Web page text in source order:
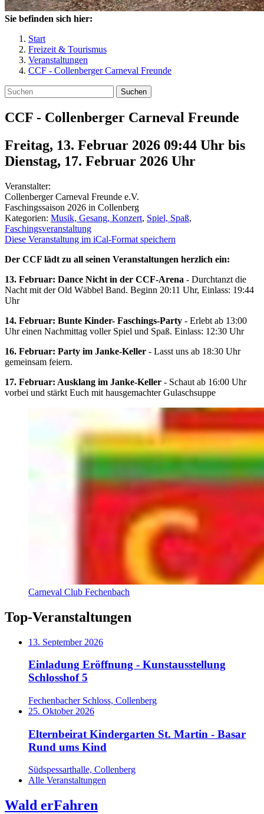
Sie befinden sich hier:
Start
Freizeit & Tourismus
Veranstaltungen
CCF - Collenberger Carneval Freunde
Suchen
CCF - Collenberger Carneval Freunde
Freitag, 13. Februar 2026 09:44 Uhr bis
Dienstag, 17. Februar 2026 Uhr
Veranstalter:
Collenberger Carneval Freunde e.V.
Faschingssaison 2026 in Collenberg
Kategorien: Musik, Gesang, Konzert, Spiel, Spaß,
Faschingsveranstaltung
Diese Veranstaltung im iCal-Format speichern
Der CCF lädt zu all seinen Veranstaltungen herzlich ein:
13. Februar: Dance Nicht in der CCF-Arena - Durchtanzt die
Nacht mit der Old Wäbbel Band. Beginn 20:11 Uhr, Einlass: 19:44
Uhr
14. Februar: Bunte Kinder- Faschings-Party - Erlebt ab 13:00
Uhr einen Nachmittag voller Spiel und Spaß. Einlass: 12:30 Uhr
16. Februar: Party im Janke-Keller - Lasst uns ab 18:30 Uhr
gemeinsam feiern.
17. Februar: Ausklang im Janke-Keller - Schaut ab 16:00 Uhr
vorbei und stärkt Euch mit hausgemachter Gulaschsuppe
Carneval Club Fechenbach
Top-Veranstaltungen
13. September 2026
Einladung Eröffnung - Kunstausstellung
Schlosshof 5
Fechenbacher Schloss, Collenberg
25. Oktober 2026
Elternbeirat Kindergarten St. Martin - Basar
Rund ums Kind
Südspessarthalle, Collenberg
Alle Veranstaltungen
Wald erFahren